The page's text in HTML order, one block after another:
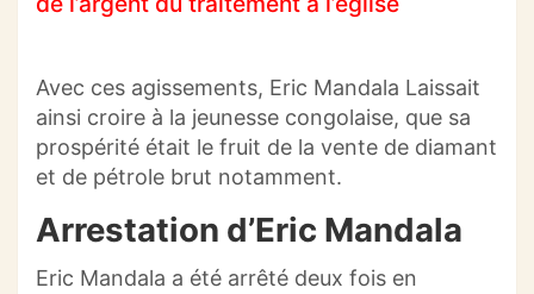
Avec ces agissements, Eric Mandala Laissait
ainsi croire à la jeunesse congolaise, que sa
prospérité était le fruit de la vente de diamant
et de pétrole brut notamment.
Arrestation d’Eric Mandala
Eric Mandala a été arrêté deux fois en